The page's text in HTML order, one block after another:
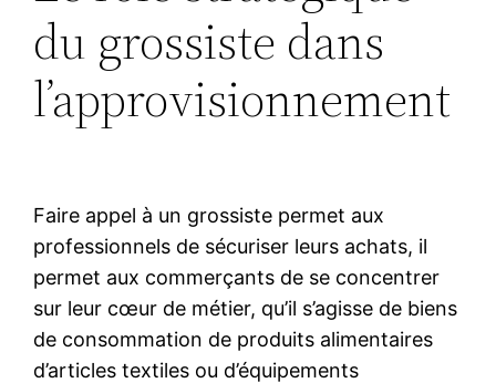
du grossiste dans
l’approvisionnement
Faire appel à un grossiste permet aux
professionnels de sécuriser leurs achats, il
permet aux commerçants de se concentrer
sur leur cœur de métier, qu’il s’agisse de biens
de consommation de produits alimentaires
d’articles textiles ou d’équipements